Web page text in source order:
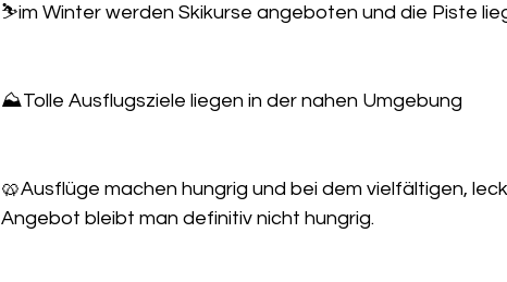
⛷️im Winter werden Skikurse angeboten und die Piste
⛰️Tolle Ausflugsziele liegen in der nahen Umgebung
🥨Ausflüge machen hungrig und bei dem vielfältigen,
Angebot bleibt man definitiv nicht hungrig.